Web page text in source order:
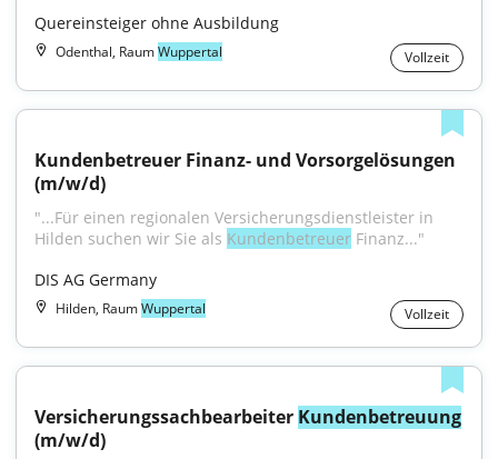
Quereinsteiger ohne Ausbildung
Odenthal, RaumWuppertal Vollzeit
Kundenbetreuer Finanz- und Vorsorgelösungen
(m/w/d)
"...Für einen regionalen Versicherungsdienstleister in
Hilden suchen wir Sie als Kundenbetreuer Finanz..."
DIS AG Germany
Hilden, RaumWuppertal Vollzeit
Versicherungssachbearbeiter Kundenbetreuung
(m/w/d)